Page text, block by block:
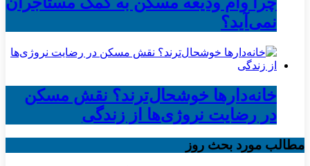
نمی‌آید؟
خانه‌دارها خوشحال‌ترند؟ نقش مسکن
در رضایت نروژی‌ها از زندگی
مطالب مورد بحث روز